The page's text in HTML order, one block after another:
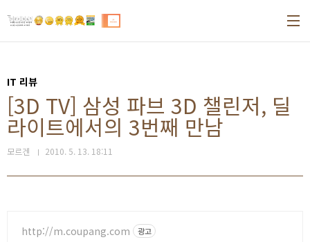
IT 리뷰
[3D TV] 삼성 파브 3D 챌린저, 딜
라이트에서의 3번째 만남
모르겐 2010. 5. 13. 18:11
http://m.coupang.com 광고